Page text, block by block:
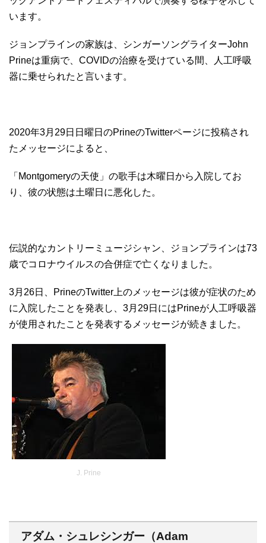
います。
ジョンプラインの家族は、シンガーソングライターJohn
Prineは重病で、COVIDの治療を受けている間、人工呼吸
器に乗せられたと言います。
2020年3月29日日曜日のPrineのTwitterページに投稿され
たメッセージによると、
「Montgomeryの天使」の歌手は木曜日から入院してお
り、彼の状態は土曜日に悪化した。
伝説的なカントリーミュージシャン、ジョンプラインは73
歳でコロナウイルスの合併症で亡くなりました。
3月26日、PrineのTwitter上のメッセージは彼が症状のため
に入院したことを発表し、3月29日にはPrineが人工呼吸器
が使用されたことを発表するメッセージが続きました。
J. Prine
アダム・シュレシンガー（Adam